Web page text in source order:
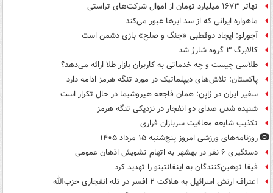
تهاتر ۱۶۷۳ میلیارد تومان از اموال شرکت‌های تراستی
ماهواره ایرانی که از سد ابرها عبور می‌کند
آجورلو: ایجاد دوقطبی «جنگ و صلح‌» بازی دشمن است
کالابرگ ۳ گروه شارژ شد
طلاسی چیست و چه خدماتی به کاربران بازار طلا ارائه می‌دهد؟
پاکستان: تلاش‌های دیپلماتیک در مورد تنگه هرمز ادامه دارد
سفیر ایران در ژاپن: همان فاجعه هیروشیما در حال تکرار است
شنیده شدن صدای دو انفجار در نزدیکی تنگه هرمز
تکذیب شایعه معافیت سربازان فراری
روزنامه‌های ورزشی امروز پنج‌شنبه ۱۵ مرداد ۱۴۰۵
دستگیری ۶ نفر در بهشهر به اتهام تشویش اذهان عمومی
فیفا توهین‌کنندگان به اینفانتینو را تهدید کرد
اعتراف ارتش اسرائیل به هلاکت ۲ افسر در تله انفجاری حزب‌الله